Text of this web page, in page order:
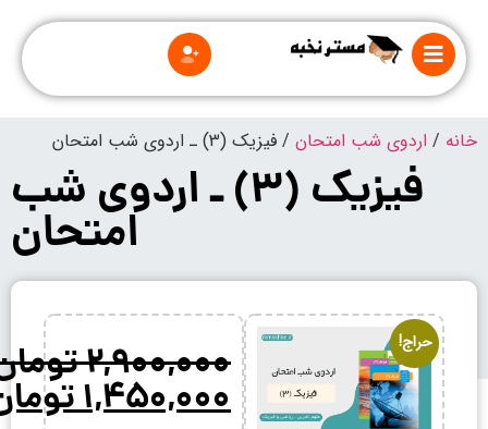
مقررات
خانه/اردوی شب امتحان/ فیزیک (3) ـ اردوی شب امتحان
فیزیک (3) ـ اردوی شب
امتحان
حراج! ۲,۹۰۰,۰۰۰تومان
۱,۴۵۰,۰۰۰تومان